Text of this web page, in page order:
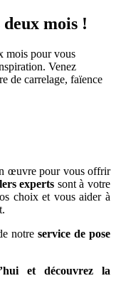
mois !
mois pour vous
Venez
de carrelage, faïence
œuvre pour vous offrir
experts sont à votre
choix et vous aider à
notreservice de pose
et découvrez la